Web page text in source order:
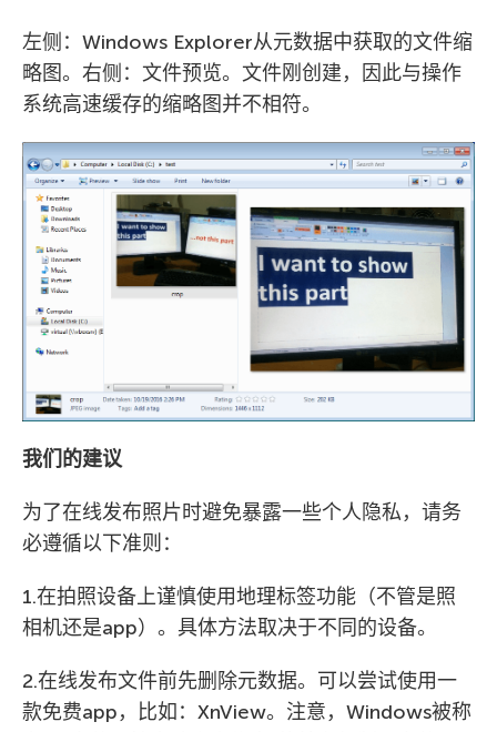
左侧：Windows Explorer从元数据中获取的文件缩
略图。右侧：文件预览。文件刚创建，因此与操作
系统高速缓存的缩略图并不相符。
我们的建议
为了在线发布照片时避免暴露一些个人隐私，请务
必遵循以下准则：
1.在拍照设备上谨慎使用地理标签功能（不管是照
相机还是app）。具体方法取决于不同的设备。
2.在线发布文件前先删除元数据。可以尝试使用一
款免费app，比如：XnView。注意，Windows被称